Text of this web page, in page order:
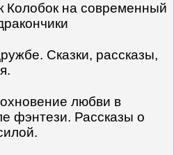
Колобок на современный
Сказки, рассказы,
любви в
фэнтези. Рассказы о